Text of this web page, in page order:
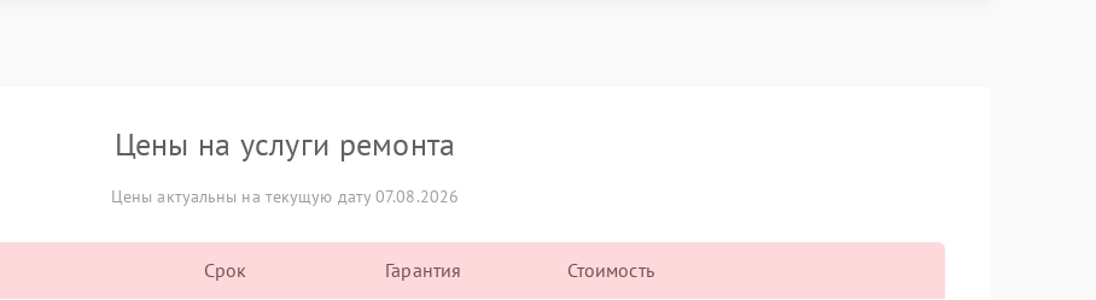
Цены на услуги ремонта
Цены актуальны на текущую дату 07.08.2026
Срок Гарантия Стоимость